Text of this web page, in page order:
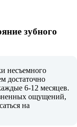
зубного
несъемного
достаточно
6-12 месяцев.
ощущений,
на